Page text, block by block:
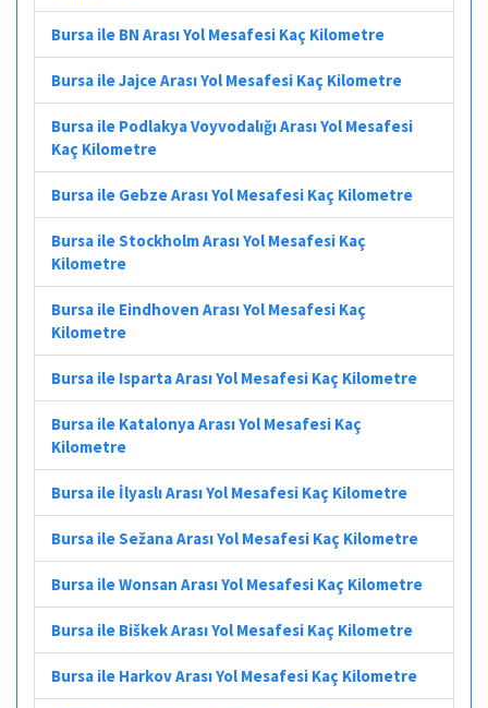
Bursa ile BN Arası Yol Mesafesi Kaç Kilometre
Bursa ile Jajce Arası Yol Mesafesi Kaç Kilometre
Bursa ile Podlakya Voyvodalığı Arası Yol Mesafesi
Kaç Kilometre
Bursa ile Gebze Arası Yol Mesafesi Kaç Kilometre
Bursa ile Stockholm Arası Yol Mesafesi Kaç
Kilometre
Bursa ile Eindhoven Arası Yol Mesafesi Kaç
Kilometre
Bursa ile Isparta Arası Yol Mesafesi Kaç Kilometre
Bursa ile Katalonya Arası Yol Mesafesi Kaç
Kilometre
Bursa ile İlyaslı Arası Yol Mesafesi Kaç Kilometre
Bursa ile Sežana Arası Yol Mesafesi Kaç Kilometre
Bursa ile Wonsan Arası Yol Mesafesi Kaç Kilometre
Bursa ile Biškek Arası Yol Mesafesi Kaç Kilometre
Bursa ile Harkov Arası Yol Mesafesi Kaç Kilometre